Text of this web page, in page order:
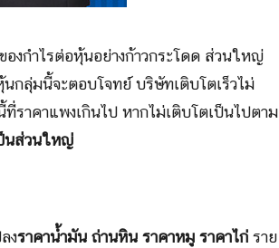
งกำไรต่อหุ้นอย่างก้าวกระโดด ส่วนใหญ่
กลุ่มนี้จะตอบโจทย์ บริษัทเติบโตเร็วไม่
ราคาแพงเกินไป หากไม่เติบโตเป็นไปตาม
นส่วนใหญ่
งราคาน้ำมัน ถ่านหิน ราคาหมู ราคาไก่ ราย